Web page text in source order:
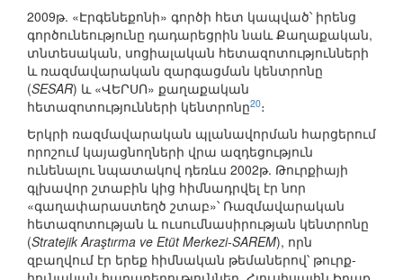
2009թ. «Էրգենեքոնի» գործի հետ կապված՝ իրենց
գործունեությունը դադարեցրին նաև Քաղաքական,
տնտեսական, սոցիալական հետազոտությունների
և ռազմավարական զարգացման կենտրոնը
(SESAR) և «ՎԵՐՍՈ» քաղաքական
հետազոտությունների կենտրոնը20։
Երկրի ռազմավարական պլանավորման հարցերում
որոշում կայացնողների վրա ազդեցություն
ունենալու նպատակով դեռևս 2002թ. Թուրքիայի
գլխավոր շտաբին կից հիմնադրվել էր նոր
«գաղափարաստեղծ շտաբ»՝ Ռազմավարական
հետազոտության և ուսումնասիրության կենտրոնը
(Stratejik Araştırma ve Etüt Merkezi-SAREM), որն
զբաղվում էր երեք հիմնական թեմաներով՝ թուրք-